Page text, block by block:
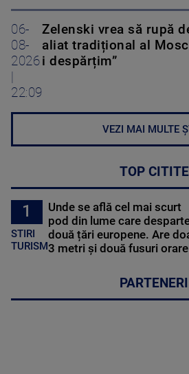
06-
08-
2026
22:09
Zelenski vrea să rupă
aliat tradițional al
i despărțim”
VEZI MAI MULTE
TOP CITITE
1
STIRI
TURISM
Unde se află cel mai scurt
pod din lume care
două țări europene. Are
3 metri și două fusuri orare
PARTENERI